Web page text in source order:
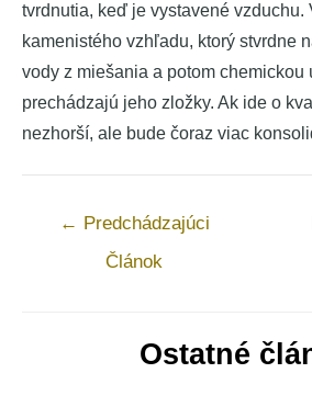
tvrdnutia, keď je vystavené vzduchu.
kamenistého vzhľadu, ktorý stvrdne
vody z miešania a potom chemickou
prechádzajú jeho zložky. Ak ide o
nezhorší, ale bude čoraz viac
Navigácia
← Predchádzajúci
Článok
Ostatné